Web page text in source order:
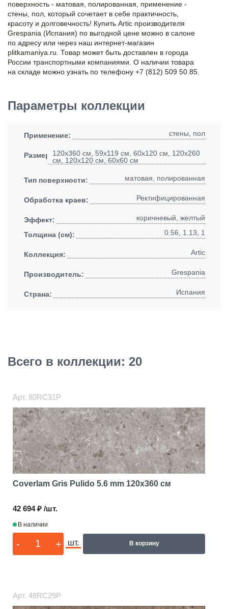
поверхность - матовая, полированная, применение -
стены, пол, который сочетает в себе практичность,
красоту и долговечность! Купить Artic производителя
Grespania (Испания) по выгодной цене можно в салоне
по адресу или через наш интернет-магазин
plitkamaniya.ru. Товар может быть доставлен в города
России транспортными компаниями. О наличии товара
на складе можно узнать по телефону +7 (812) 509 50 85.
Параметры коллекции
Применение: стены, пол
Размеры:120x360 см, 59x119 см, 60x120 см, 120x260
см, 120x120 см, 60x60 см
Тип поверхности: матовая, полированная
Обработка краев: Ректифицированная
Эффект: коричневый, желтый
Толщина (см): 0.56, 1.13, 1
Коллекция: Artic
Производитель: Grespania
Страна: Испания
Всего в коллекции: 20
Арт. 80RC31P
Coverlam Gris Pulido 5.6 mm 120x360 см
42 694 ₽ /шт.
В наличии
- + шт. В корзину
Арт. 48RC29P